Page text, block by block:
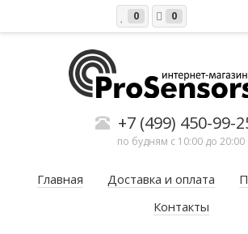
0 0
+7 (499) 450-99-
по будням с 10:00 до 20:00
Главная Доставка и оплата
Контакты